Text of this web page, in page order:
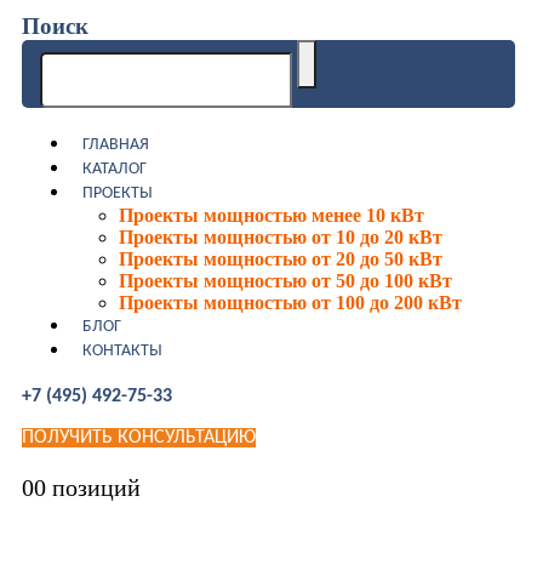
Поиск
ГЛАВНАЯ
КАТАЛОГ
ПРОЕКТЫ
Проекты мощностью менее 10 кВт
Проекты мощностью от 10 до 20 кВт
Проекты мощностью от 20 до 50 кВт
Проекты мощностью от 50 до 100 кВт
Проекты мощностью от 100 до 200 кВт
БЛОГ
КОНТАКТЫ
+7 (495) 492-75-33
ПОЛУЧИТЬ КОНСУЛЬТАЦИЮ
00 позиций